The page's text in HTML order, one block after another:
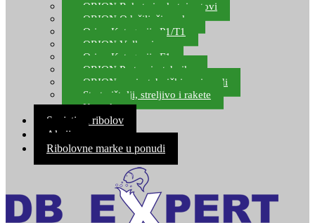
ORION Rakete i raketni setovi
ORION Odašiljači zvuka
Orion Kategorija P1/T1
ORION Vulkani
Orion Kategorija F1
ORION Party pirotehnika
ORION nepirotehnički proizvodi
Start pištolji, streljivo i rakete
Kontakt
Savjeti za ribolov
Akcija
Ribolovne marke u ponudi